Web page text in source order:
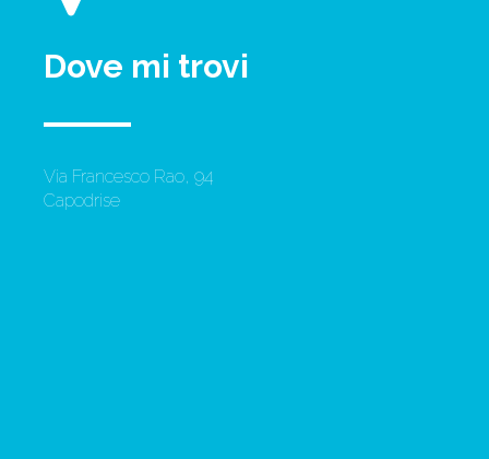
Dove mi trovi
Via Francesco Rao, 94
Capodrise